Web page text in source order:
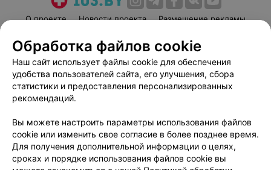
О проекте Новости проекта
Размещение рекламы
Пользовательское соглашение
Способы оплаты
Вакансии
Партнеры
Написать руководителю 103.by
Персональные настройки cookie
Обработка персональных данных
Обработка файлов cookie
Наш сайт использует файлы cookie для обеспечения
удобства пользователей сайта, его улучшения, сбора
статистики и предоставления персонализированных
рекомендаций.
Вы можете настроить параметры использования файлов
cookie или изменить свое согласие в более позднее время.
Для получения дополнительной информации о целях,
сроках и порядке использования файлов cookie вы